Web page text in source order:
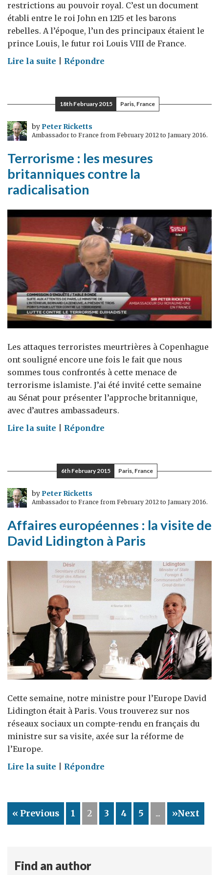
restrictions au pouvoir royal. C’est un document
établi entre le roi John en 1215 et les barons
rebelles. A l’époque, l’un des principaux étaient le
prince Louis, le futur roi Louis VIII de France.
Lire la suite on
Law
Summit"
et
l'héritage
la
Magna
Carta
Répondre
18th February 2015 Paris, France
byPeter Ricketts
Ambassador to France from February 2012 to January 2016.
Terrorisme : les mesures
britanniques contre la
radicalisation
Les attaques terroristes meurtrières à Copenhague
ont souligné encore une fois le fait que nous
sommes tous confrontés à cette menace de
terrorisme islamiste. J’ai été invité cette semaine
au Sénat pour présenter l’approche britannique,
avec d’autres ambassadeurs.
Lire la suite on
les
mesures
britanniques
contre
radicalisation
Répondre
6th February 2015 Paris, France
byPeter Ricketts
Ambassador to France from February 2012 to January 2016.
Affaires européennes : la visite de
David Lidington à Paris
Cette semaine, notre ministre pour l’Europe David
Lidington était à Paris. Vous trouverez sur nos
réseaux sociaux un compte-rendu en français du
ministre sur sa visite, axée sur la réforme de
l’Europe.
Lire la suite on
:
la
Lidington
Répondre
« Previous 1 2 3 4 5 ... »Next
Find an author